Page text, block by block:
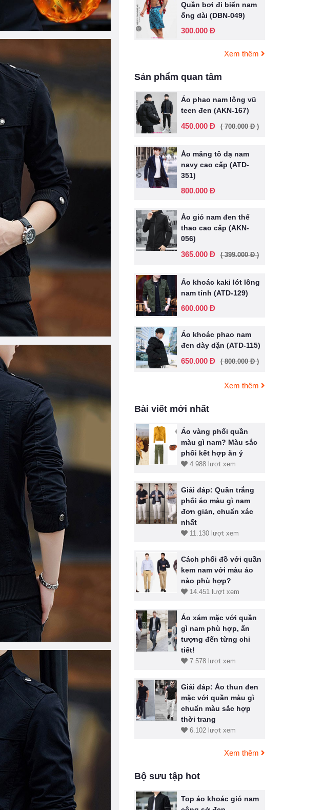
Quần bơi đi biển nam
ống dài (DBN-049)
300.000 Đ
Xem thêm
Sản phẩm quan tâm
Áo phao nam lông vũ
teen đen (AKN-167)
450.000 Đ ( 700.000 Đ )
Áo măng tô dạ nam
navy cao cấp (ATD-
351)
800.000 Đ
Áo gió nam đen thể
thao cao cấp (AKN-
056)
365.000 Đ ( 399.000 Đ )
Áo khoác kaki lót lông
nam tính (ATD-129)
600.000 Đ
Áo khoác phao nam
đen dày dặn (ATD-115)
650.000 Đ ( 800.000 Đ )
Xem thêm
Bài viết mới nhất
Áo vàng phối quần
màu gì nam? Màu sắc
phối kết hợp ăn ý
4.988 lượt xem
Giải đáp: Quần trắng
phối áo màu gì nam
đơn giản, chuẩn xác
nhất
11.130 lượt xem
Cách phối đồ với quần
kem nam với màu áo
nào phù hợp?
14.451 lượt xem
Áo xám mặc với quần
gì nam phù hợp, ấn
tượng đến từng chi
tiết!
7.578 lượt xem
Giải đáp: Áo thun đen
mặc với quần màu gì
chuẩn màu sắc hợp
thời trang
6.102 lượt xem
Xem thêm
Bộ sưu tập hot
Top áo khoác gió nam